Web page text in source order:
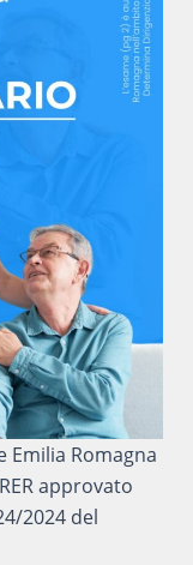
Emilia Romagna
approvato
2024 del